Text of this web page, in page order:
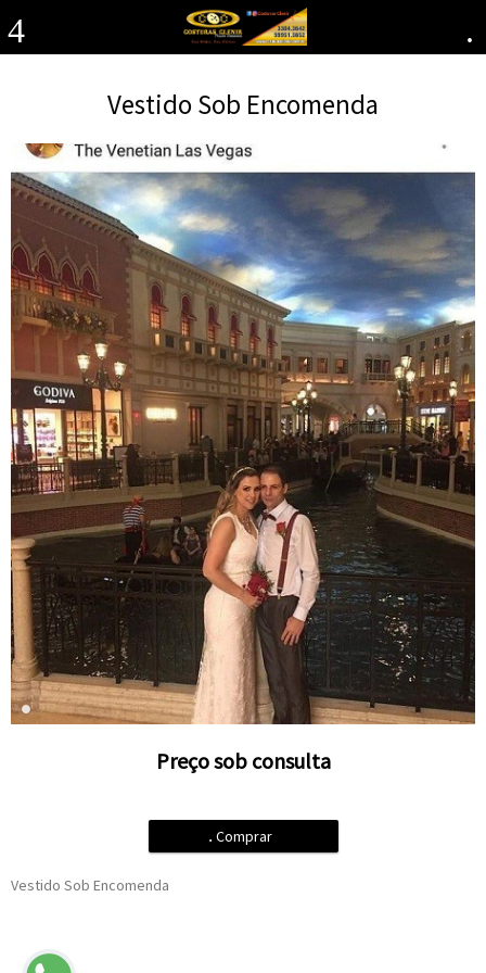
4 .
Vestido Sob Encomenda
Preço sob consulta
. Comprar
Vestido Sob Encomenda